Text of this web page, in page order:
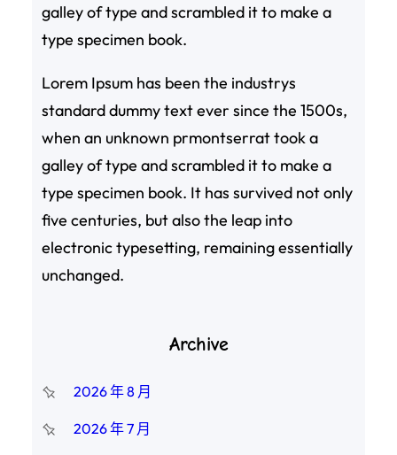
galley of type and scrambled it to make a
type specimen book.
Lorem Ipsum has been the industrys
standard dummy text ever since the 1500s,
when an unknown prmontserrat took a
galley of type and scrambled it to make a
type specimen book. It has survived not only
five centuries, but also the leap into
electronic typesetting, remaining essentially
unchanged.
Archive
2026 年 8 月
2026 年 7 月